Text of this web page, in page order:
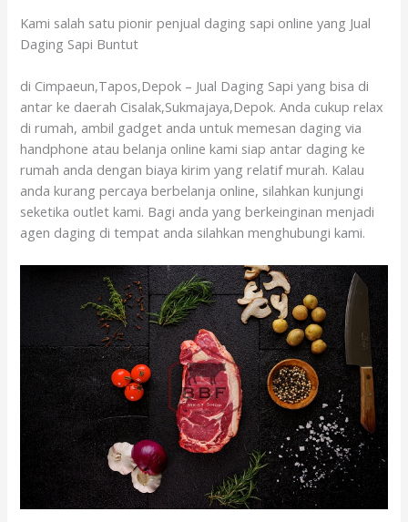
Kami salah satu pionir penjual daging sapi online yang Jual
Daging Sapi Buntut
di Cimpaeun,Tapos,Depok – Jual Daging Sapi yang bisa di
antar ke daerah Cisalak,Sukmajaya,Depok. Anda cukup relax
di rumah, ambil gadget anda untuk memesan daging via
handphone atau belanja online kami siap antar daging ke
rumah anda dengan biaya kirim yang relatif murah. Kalau
anda kurang percaya berbelanja online, silahkan kunjungi
seketika outlet kami. Bagi anda yang berkeinginan menjadi
agen daging di tempat anda silahkan menghubungi kami.